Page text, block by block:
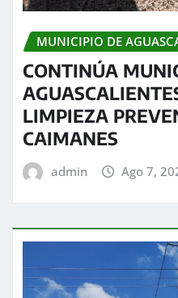
MUNICIPIO DE
CONTINÚA
LIMPIEZA
CAIMANES
admin Ago 7,